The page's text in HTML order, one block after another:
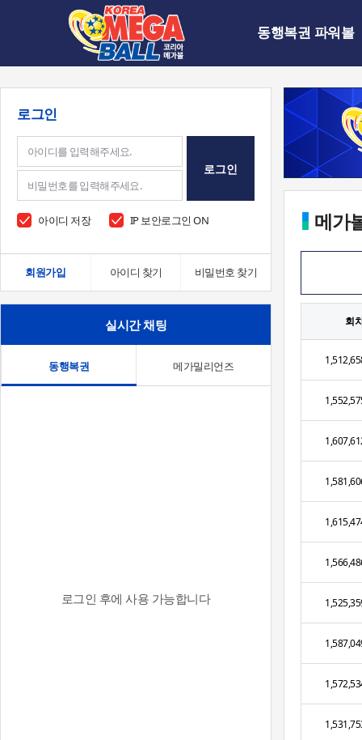
동행복권 파워볼
로그인
로그인
아이디 저장 IP 보안로그인 ON
회원가입 아이디 찾기 비밀번호 찾기
실시간 채팅
동행복권 메가밀리언즈
로그인 후에 사용 가능합니다
메가
회